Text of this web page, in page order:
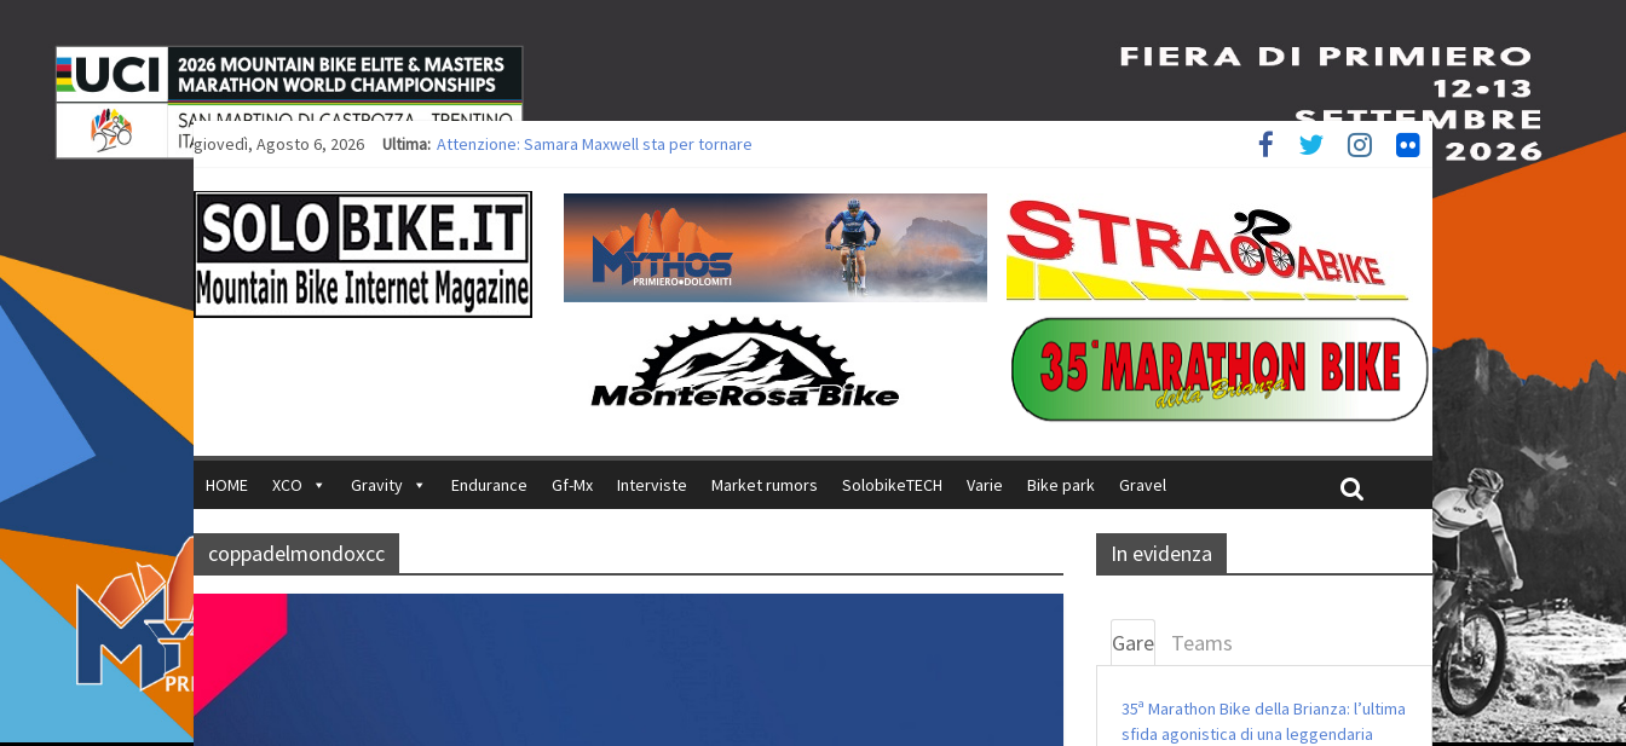
giovedì, Agosto 6, 2026 Ultima: Attenzione: Samara Maxwell sta per tornare
Europei XCO: vittorie per Ghibaudo, Grossmann e Gallis. Signorelli 5^ la migliore tra gli italiani
35ª Marathon Bike della Brianza: l’ultima sfida agonistica di una leggendaria storia
Europei MTB: il Team Relay firma il secondo argento azzurro a Monteceneri
HOME XCO Gravity Endurance Gf-Mx Interviste Market rumors SolobikeTECH Varie Bike park Gravel
coppadelmondoxcc In evidenza
Gare Teams
35ª Marathon Bike della Brianza: l’ultima
sfida agonistica di una leggendaria